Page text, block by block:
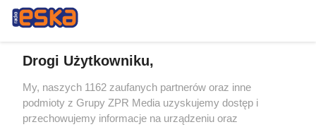
Drogi Użytkowniku,
My, naszych 1162 zaufanych partnerów oraz inne
podmioty z Grupy ZPR Media uzyskujemy dostęp i
przechowujemy informacje na urządzeniu oraz